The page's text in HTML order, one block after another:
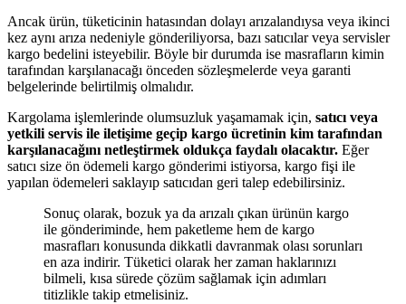
Ancak ürün, tüketicinin hatasından dolayı arızalandıysa veya ikinci
kez aynı arıza nedeniyle gönderiliyorsa, bazı satıcılar veya servisler
kargo bedelini isteyebilir. Böyle bir durumda ise masrafların kimin
tarafından karşılanacağı önceden sözleşmelerde veya garanti
belgelerinde belirtilmiş olmalıdır.
Kargolama işlemlerinde olumsuzluk yaşamamak için, satıcı veya
yetkili servis ile iletişime geçip kargo ücretinin kim tarafından
karşılanacağını netleştirmek oldukça faydalı olacaktır. Eğer
satıcı size ön ödemeli kargo gönderimi istiyorsa, kargo fişi ile
yapılan ödemeleri saklayıp satıcıdan geri talep edebilirsiniz.
Sonuç olarak, bozuk ya da arızalı çıkan ürünün kargo
ile gönderiminde, hem paketleme hem de kargo
masrafları konusunda dikkatli davranmak olası sorunları
en aza indirir. Tüketici olarak her zaman haklarınızı
bilmeli, kısa sürede çözüm sağlamak için adımları
titizlikle takip etmelisiniz.